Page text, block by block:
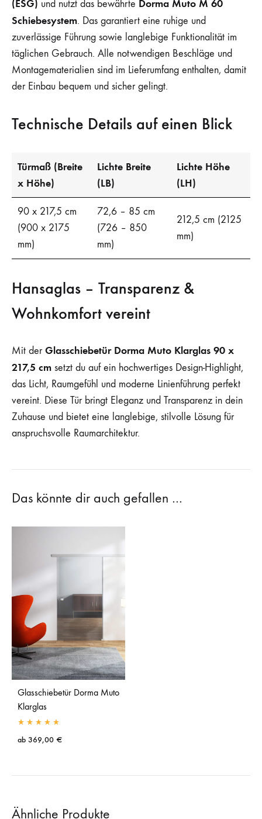
(ESG) und nutzt das bewährte Dorma Muto M 60
Schiebesystem. Das garantiert eine ruhige und
zuverlässige Führung sowie langlebige Funktionalität im
täglichen Gebrauch. Alle notwendigen Beschläge und
Montagematerialien sind im Lieferumfang enthalten, damit
der Einbau bequem und sicher gelingt.
Technische Details auf einen Blick
Türmaß (Breite
x Höhe)
Lichte Breite
(LB)
Lichte Höhe
(LH)
90 x 217,5 cm
(900 x 2175
mm)
72,6 – 85 cm
(726 – 850
mm)
212,5 cm (2125
mm)
Hansaglas – Transparenz &
Wohnkomfort vereint
Mit derGlasschiebetür Dorma Muto Klarglas 90 x
217,5 cm setzt du auf ein hochwertiges Design-Highlight,
das Licht, Raumgefühl und moderne Linienführung perfekt
vereint. Diese Tür bringt Eleganz und Transparenz in dein
Zuhause und bietet eine langlebige, stilvolle Lösung für
anspruchsvolle Raumarchitektur.
Das könnte dir auch gefallen …
Glasschiebetür Dorma Muto
Klarglas
ab 369,00 €
Ähnliche Produkte